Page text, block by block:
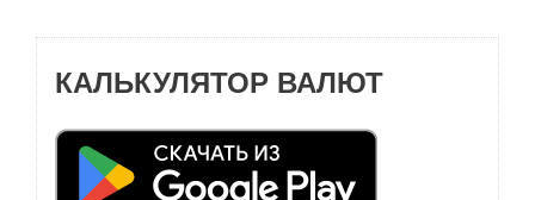
КАЛЬКУЛЯТОР ВАЛЮТ